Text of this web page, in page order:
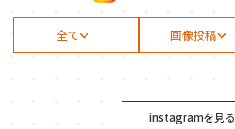
全て 画像投稿
instagramを見る